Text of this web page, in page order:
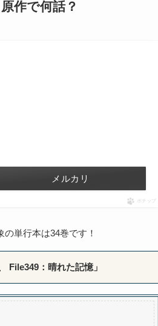
作で何話？
メルカリ
ポチップ
単行本は34巻です！
File349：晴れた記憶」